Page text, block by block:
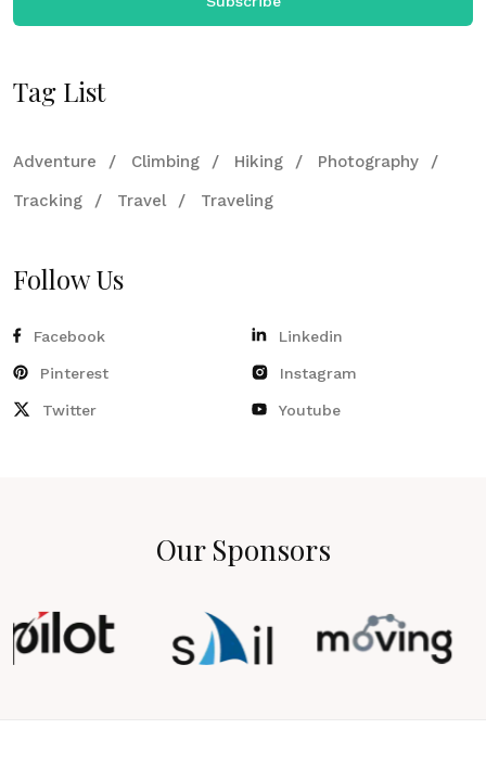
Tag List
Adventure Climbing Hiking
Photography
Tracking
Travel Traveling
Follow Us
Facebook
Pinterest
Twitter
Linkedin
Instagram
Youtube
Our Sponsors